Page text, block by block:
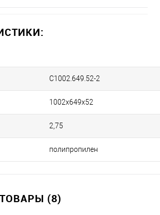
C1002.649.52-2
1002х649х52
2,75
полипропилен
(8)